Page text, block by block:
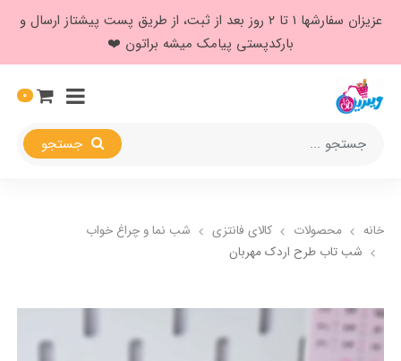
عزیزان سفارشها ۱ تا ۲ روز بعد از ثبت، از طریق پست پیشتاز ارسال و
بارکدپستی پیامک میشه براتون ❤️
0
خانه محصولات کالای فانتزی
شب نما و چراغ خواب
شب تاب طرح اردک مهربان